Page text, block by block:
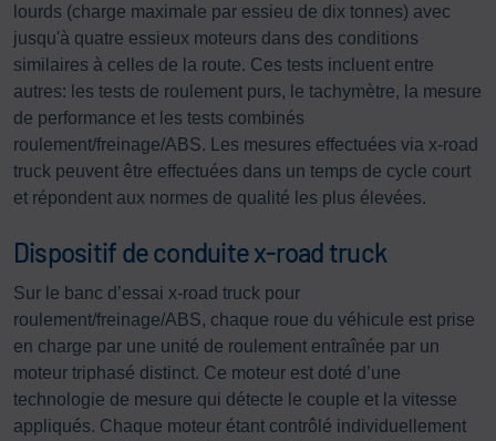
lourds (charge maximale par essieu de dix tonnes) avec
jusqu'à quatre essieux moteurs dans des conditions
similaires à celles de la route. Ces tests incluent entre
autres: les tests de roulement purs, le tachymètre, la mesure
de performance et les tests combinés
roulement/freinage/ABS. Les mesures effectuées via x-road
truck peuvent être effectuées dans un temps de cycle court
et répondent aux normes de qualité les plus élevées.
Dispositif de conduite x-road truck
Sur le banc d’essai x-road truck pour
roulement/freinage/ABS, chaque roue du véhicule est prise
en charge par une unité de roulement entraînée par un
moteur triphasé distinct. Ce moteur est doté d’une
technologie de mesure qui détecte le couple et la vitesse
appliqués. Chaque moteur étant contrôlé individuellement